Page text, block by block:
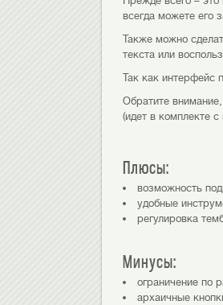
всегда можете его
Также можно
текста или
Так как интерфейс
Обратите внимание,
(идет в комплекте с
Плюсы:
возможность
удобные
регулировка
Минусы:
ограничение по
архаичные